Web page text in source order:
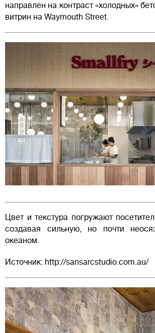
направлен на контраст «холодных»
витрин на Waymouth Street.
Цвет и текстура погружают
создавая сильную, но почти
океаном.
Источник: http://sansarcstudio.com.au/